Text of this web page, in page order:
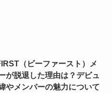
（ビーファースト）メ
が脱退した理由は？デビュ
やメンバーの魅力について